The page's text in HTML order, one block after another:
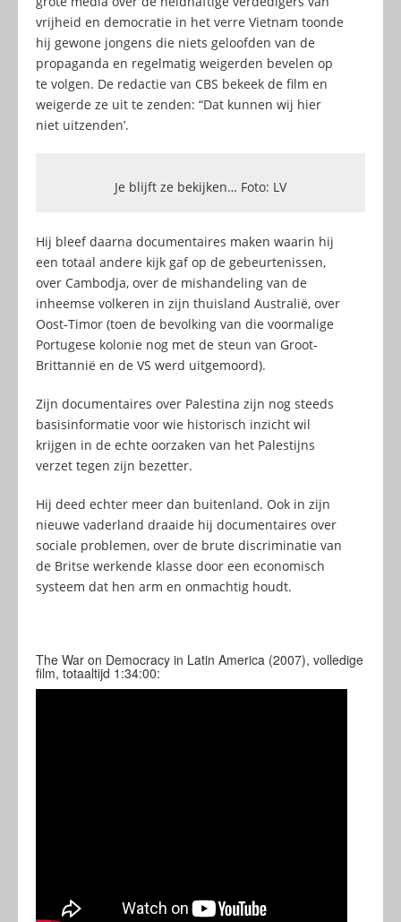
vrijheid en democratie in het verre Vietnam toonde
hij gewone jongens die niets geloofden van de
propaganda en regelmatig weigerden bevelen op
te volgen. De redactie van CBS bekeek de film en
weigerde ze uit te zenden: “Dat kunnen wij hier
niet uitzenden’.
Je blijft ze bekijken… Foto: LV
Hij bleef daarna documentaires maken waarin hij
een totaal andere kijk gaf op de gebeurtenissen,
over Cambodja, over de mishandeling van de
inheemse volkeren in zijn thuisland Australië, over
Oost-Timor (toen de bevolking van die voormalige
Portugese kolonie nog met de steun van Groot-
Brittannië en de VS werd uitgemoord).
Zijn documentaires over Palestina zijn nog steeds
basisinformatie voor wie historisch inzicht wil
krijgen in de echte oorzaken van het Palestijns
verzet tegen zijn bezetter.
Hij deed echter meer dan buitenland. Ook in zijn
nieuwe vaderland draaide hij documentaires over
sociale problemen, over de brute discriminatie van
de Britse werkende klasse door een economisch
systeem dat hen arm en onmachtig houdt.
The War on Democracy in Latin America (2007), volledige
film, totaaltijd 1:34:00: